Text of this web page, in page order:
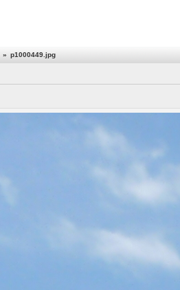
» p1000449.jpg